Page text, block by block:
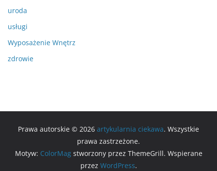
uroda
usługi
Wyposażenie Wnętrz
zdrowie
Prawa autorskie © 2026 artykularnia ciekawa. Wszystkie
prawa zastrzeżone.
Motyw: ColorMagstworzony przez ThemeGrill. Wspierane
przez WordPress.